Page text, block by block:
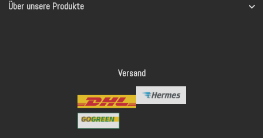
Über unsere Produkte
Versand